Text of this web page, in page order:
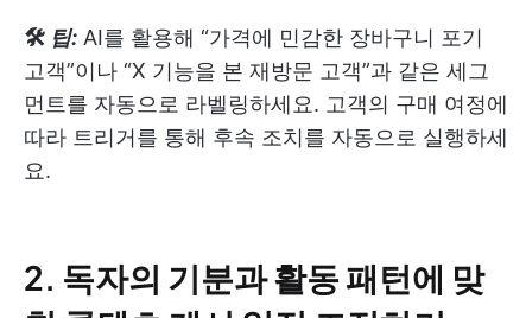
🛠 팁: AI를 활용해 “가격에 민감한 장바구니 포기
고객”이나 “X 기능을 본 재방문 고객”과 같은 세그
먼트를 자동으로 라벨링하세요. 고객의 구매 여정에
따라 트리거를 통해 후속 조치를 자동으로 실행하세
요.
2. 독자의 기분과 활동 패턴에 맞